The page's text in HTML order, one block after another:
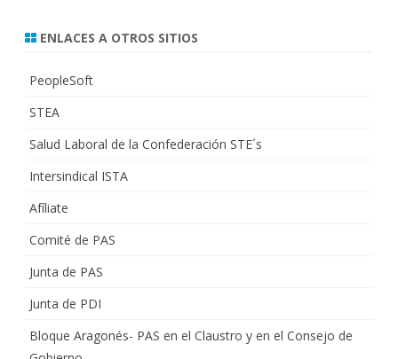
ENLACES A OTROS SITIOS
PeopleSoft
STEA
Salud Laboral de la Confederación STE´s
Intersindical ISTA
Afíliate
Comité de PAS
Junta de PAS
Junta de PDI
Bloque Aragonés- PAS en el Claustro y en el Consejo de